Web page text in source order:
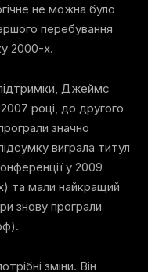
не можна було
перебування
2000-х.
Джеймс
році, до другого
значно
виграла титул
у 2009
та мали найкращий
знову програли
зміни. Він